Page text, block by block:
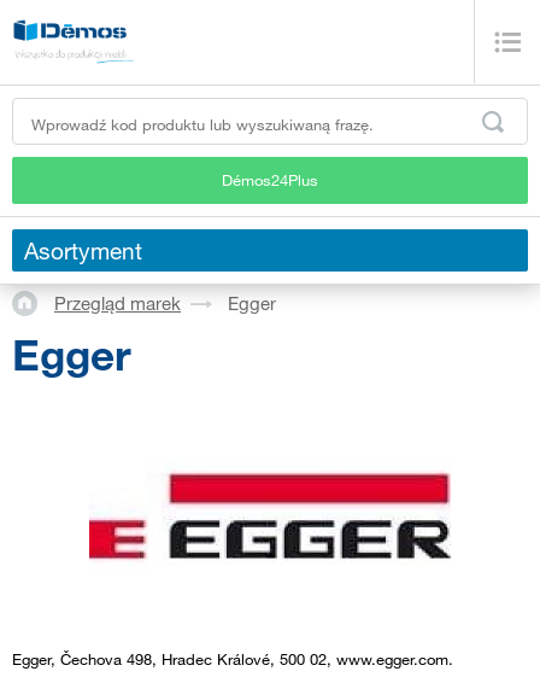
Démos24Plus
Asortyment
Przegląd marek Egger
Egger
Egger, Čechova 498, Hradec Králové, 500 02, www.egger.com.